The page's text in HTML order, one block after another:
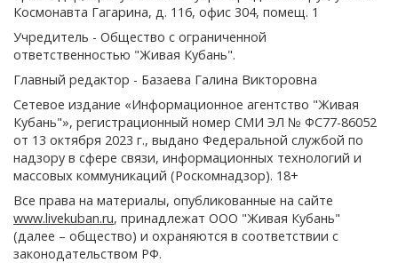
Космонавта Гагарина, д. 116, офис 304, помещ. 1
Учредитель - Общество с ограниченной
ответственностью "Живая Кубань".
Главный редактор - Базаева Галина Викторовна
Сетевое издание «Информационное агентство "Живая
Кубань"», регистрационный номер СМИ ЭЛ № ФС77-86052
от 13 октября 2023 г., выдано Федеральной службой по
надзору в сфере связи, информационных технологий и
массовых коммуникаций (Роскомнадзор). 18+
Все права на материалы, опубликованные на сайте
www.livekuban.ru, принадлежат ООО "Живая Кубань"
(далее – общество) и охраняются в соответствии с
законодательством РФ.